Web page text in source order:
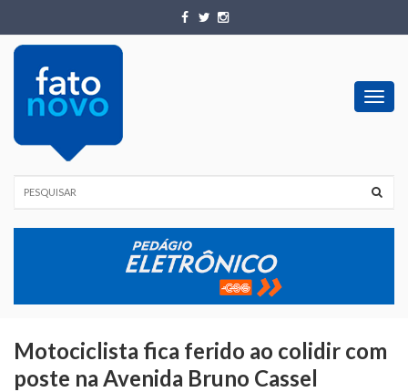
Motociclista fica ferido ao colidir com
poste na Avenida Bruno Cassel